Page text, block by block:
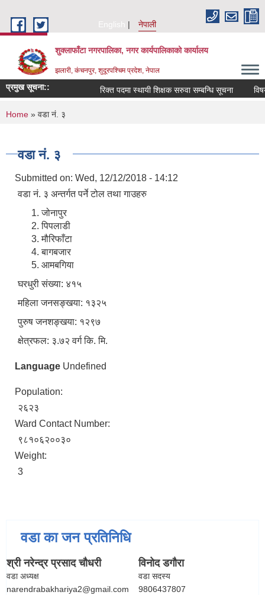
English
नेपाली
शुक्लाफाँटा नगरपालिका, नगर कार्यपालिकाको कार्यालय
झलारी, कंचनपुर, शुदूरपश्चिम प्रदेश, नेपाल
प्रमुख सूचना:: रिक्त पदमा स्थायी शिक्षक सरुवा सम्बन्धि सूचना
You are here
Home » वडा नं. ३
वडा नं. ३
Submitted on: Wed, 12/12/2018 - 14:12
वडा नं. ३ अन्तर्गत पर्ने टोल तथा गाउहरु
जोनापुर
पिपलाडी
मौरिफाँटा
बागबजार
आमबगिया
घरधुरी संख्या: ४१५
महिला जनसङ्खया: १३२५
पुरुष जनशङ्खया: १२९७
क्षेत्रफल: ३.७२ वर्ग कि. मि.
Language Undefined
Population:
२६२३
Ward Contact Number:
९८१०६२००३०
Weight:
3
वडा का जन प्रतिनिधि
श्री नरेन्द्र प्रसाद चौधरी
वडा अध्यक्ष
narendrabakhariya2@gmail.com
विनोद डगौरा
वडा सदस्य
9806437807